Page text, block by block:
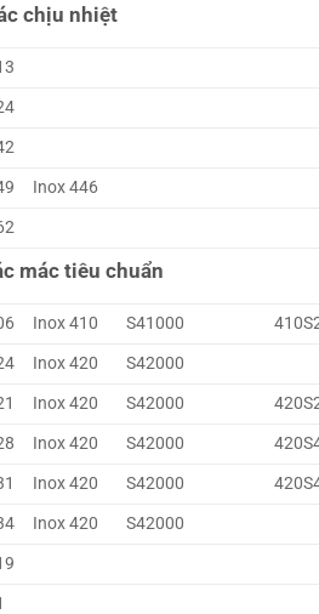
chịu nhiệt
Inox 446
mác tiêu chuẩn
Inox 410 S41000
Inox 420
S42000
Inox 420 S42000
Inox 420 S42000
Inox 420 S42000
Inox 420
S42000